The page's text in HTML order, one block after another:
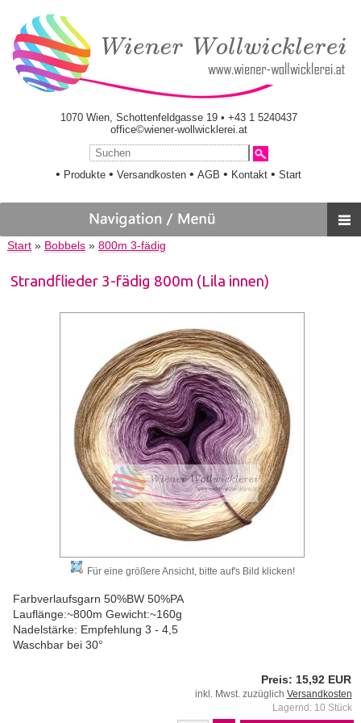
1070 Wien, Schottenfeldgasse 19 • +43 1 5240437
office©wiener-wollwicklerei.at
• Produkte •Versandkosten •AGB • Kontakt •Start
Start» Bobbels» 800m 3-fädig
Strandflieder 3-fädig 800m (Lila innen)
Für eine größere Ansicht, bitte auf's Bild klicken!
Farbverlaufsgarn 50%BW 50%PA
Lauflänge:~800m Gewicht:~160g
Nadelstärke: Empfehlung 3 - 4,5
Waschbar bei 30°
Preis: 15,92 EUR
inkl. Mwst. zuzüglich Versandkosten
Lagernd: 10 Stück